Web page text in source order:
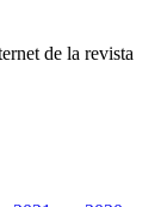
de la revista